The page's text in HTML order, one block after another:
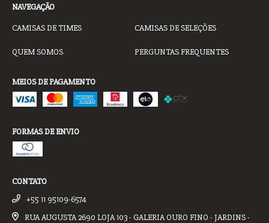
NAVEGAÇÃO
CAMISAS DE TIMES CAMISAS DE SELEÇÕES
QUEM SOMOS PERGUNTAS FREQUENTES
MEIOS DE PAGAMENTO
FORMAS DE ENVIO
CONTATO
+55 11 95109-6574
RUA AUGUSTA 2690 LOJA 103 - GALERIA OURO FINO - JARDINS -